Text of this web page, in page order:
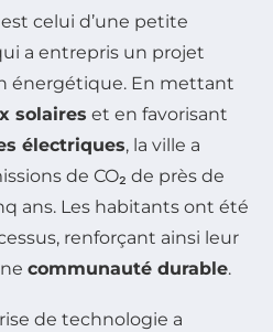
celui d’une petite
a entrepris un projet
énergétique. En mettant
solaires et en favorisant
électriques, la ville a
de CO₂ de près de
ans. Les habitants ont été
renforçant ainsi leur
communauté durable.
de technologie a